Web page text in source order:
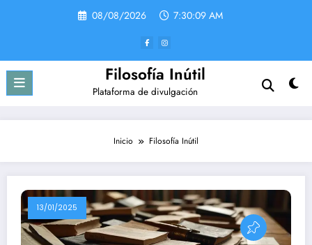
08/08/2026 7:30:09 AM
Filosofía Inútil
Plataforma de divulgación
Inicio Filosofía Inútil
13/01/2025